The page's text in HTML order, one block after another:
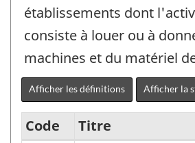
établissements dont
consiste à louer ou à
machines et du matériel
Afficher les définitions Afficher la
Code
Titre